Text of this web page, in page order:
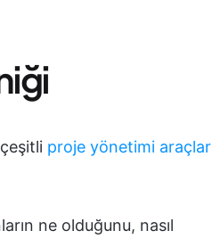
proje yönetimi
ne olduğunu, nasıl